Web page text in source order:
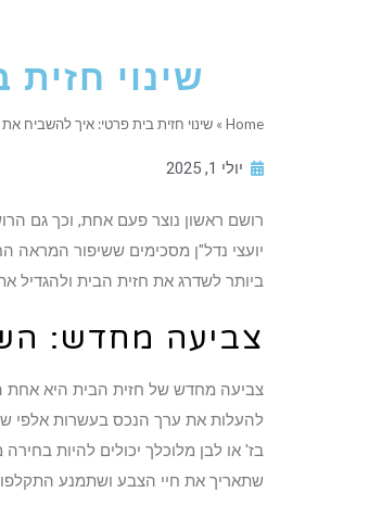
שינוי
Home
» שינוי חזית בית פרטי: איך להשביח
יולי 1, 2025
רושם ראשון נוצר פעם אחת, וכך גם
יועצי נדל"ן מסכימים ששיפור המראה
ביותר לשדרג את חזית הבית ולהגדיל
צביעה מחדש:
להעלות את ערך הנכס בעשרות אלפי
בז' או לבן מלוכלך יכולים להיות
שתאריך את חיי הצבע ושתמנע